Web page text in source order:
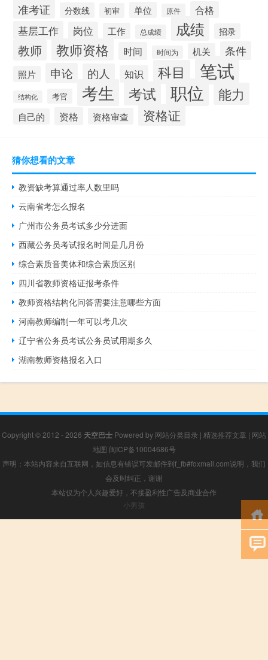
准考证 分数线 初审 单位 原件 合格
基层工作 岗位 工作 总成绩 成绩 招录
教师 教师资格 时间 时间为 机关 条件
照片 申论 的人 知识 科目 笔试
结构化 考官 考生 考试 职位 能力
自己的 资格 资格审查 资格证
猜你想看的文章
教资缺考算通过率人数里吗
云南省考怎么报名
广州市公务员考试多少分进面
西藏公务员考试报名时间是几月份
综合素质音美体和综合素质区别
四川省教师资格证报考条件
教师资格结构化问答需要注意哪些方面
河南教师编制一年可以考几次
辽宁省公务员考试公务员试用期多久
湖南教师资格报名入口
Copyright © 2012 - 2026 天空巴士 Powered by 网站分类目录 | 精选推荐文章 | 网站
地图 闽ICP备10004686号
声明：本站内容来自互联网，如信息有错误可发邮件到f_fb#foxmail.com说明，我们
会及时纠正，谢谢
本站仅为个人兴趣爱好，不接盈利性广告及商业合作
小男孩